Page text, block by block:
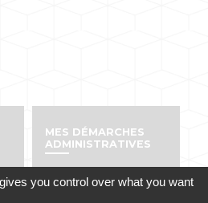
MES DÉMARCHES
ADMINISTRATIVES
account_balance
you control over what you want